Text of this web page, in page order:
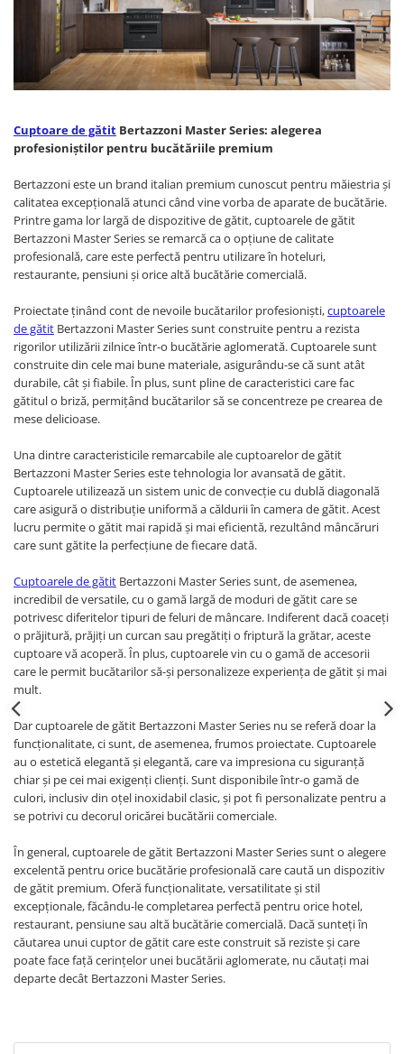
chiuvete
Accesorii chiuvete bucatarie
Gratar protectie chiuveta
Scurgator farfurii
Tocatoare lemn si sticla
Sisteme de scurgere si cleme
Tavita scurgere vase/legume/fructe
Dispenser detergent
Rasnite de cafea
Roboti de bucatarie
Spumarea laptelui
Combine frigorifice
Espressoare cafea
Aparate de gatit-aragazuri
Masina de spalat vase
Accesorii
Seturi Electrocasnice
Termostate si senzori Livolo
Sonerii electrice
Construieste singur
Module
Cuptoare de gătit Bertazzoni Master Series: alegerea
profesioniștilor pentru bucătăriile premium
Bertazzoni este un brand italian premium cunoscut pentru măiestria și
calitatea excepțională atunci când vine vorba de aparate de bucătărie.
Printre gama lor largă de dispozitive de gătit, cuptoarele de gătit
Bertazzoni Master Series se remarcă ca o opțiune de calitate
profesională, care este perfectă pentru utilizare în hoteluri,
restaurante, pensiuni și orice altă bucătărie comercială.
Proiectate ținând cont de nevoile bucătarilor profesioniști,cuptoarele
de gătit Bertazzoni Master Series sunt construite pentru a rezista
rigorilor utilizării zilnice într-o bucătărie aglomerată. Cuptoarele sunt
construite din cele mai bune materiale, asigurându-se că sunt atât
durabile, cât și fiabile. În plus, sunt pline de caracteristici care fac
gătitul o briză, permițând bucătarilor să se concentreze pe crearea de
mese delicioase.
Una dintre caracteristicile remarcabile ale cuptoarelor de gătit
Bertazzoni Master Series este tehnologia lor avansată de gătit.
Cuptoarele utilizează un sistem unic de convecție cu dublă diagonală
care asigură o distribuție uniformă a căldurii în camera de gătit. Acest
lucru permite o gătit mai rapidă și mai eficientă, rezultând mâncăruri
care sunt gătite la perfecțiune de fiecare dată.
Cuptoarele de gătit Bertazzoni Master Series sunt, de asemenea,
incredibil de versatile, cu o gamă largă de moduri de gătit care se
potrivesc diferitelor tipuri de feluri de mâncare. Indiferent dacă coaceți
o prăjitură, prăjiți un curcan sau pregătiți o friptură la grătar, aceste
cuptoare vă acoperă. În plus, cuptoarele vin cu o gamă de accesorii
care le permit bucătarilor să-și personalizeze experiența de gătit și mai
mult.
Dar cuptoarele de gătit Bertazzoni Master Series nu se referă doar la
funcționalitate, ci sunt, de asemenea, frumos proiectate. Cuptoarele
au o estetică elegantă și elegantă, care va impresiona cu siguranță
chiar și pe cei mai exigenți clienți. Sunt disponibile într-o gamă de
culori, inclusiv din oțel inoxidabil clasic, și pot fi personalizate pentru a
se potrivi cu decorul oricărei bucătării comerciale.
În general, cuptoarele de gătit Bertazzoni Master Series sunt o alegere
excelentă pentru orice bucătărie profesională care caută un dispozitiv
de gătit premium. Oferă funcționalitate, versatilitate și stil
excepționale, făcându-le completarea perfectă pentru orice hotel,
restaurant, pensiune sau altă bucătărie comercială. Dacă sunteți în
căutarea unui cuptor de gătit care este construit să reziste și care
poate face față cerințelor unei bucătării aglomerate, nu căutați mai
departe decât Bertazzoni Master Series.